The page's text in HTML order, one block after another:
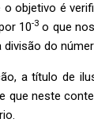
o objetivo é
10-3 o que
do
a título de
que neste